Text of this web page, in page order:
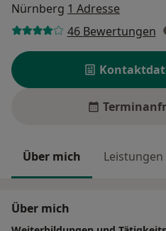
Nürnberg 1 Adresse
46 Bewertungen
Über mich Leistungen
Über mich